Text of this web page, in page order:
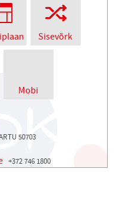
Sisevõrk
Mobi
50703
+372 746 1800